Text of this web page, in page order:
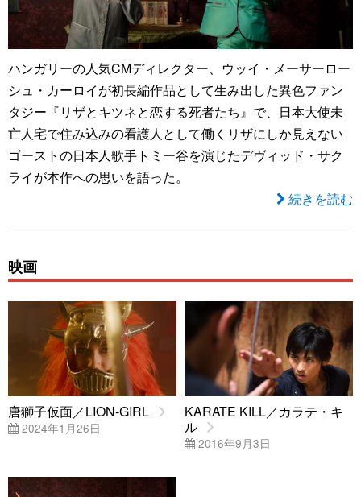
ハンガリーの人気CMディレクター、ウッイ・メーサーロー
シュ・カーロイが初長編作品として生み出した異色ファン
タジー『リザとキツネと恋する死者たち』で、日本大使未
亡人宅で住み込みの看護人として働くリザにしか見えない
ゴーストの日本人歌手トミー谷を演じたデヴィッド・サク
ライが本作への思いを語った。
続きを読む
映画
唐獅子仮面／LION-GIRL
2024年1月26日
KARATE KILL／カラテ・キ
ル
2016年9月3日